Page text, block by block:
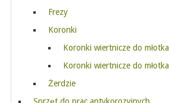
Frezy
Koronki
Koronki wiertnicze do
Koronki wiertnicze do
Żerdzie